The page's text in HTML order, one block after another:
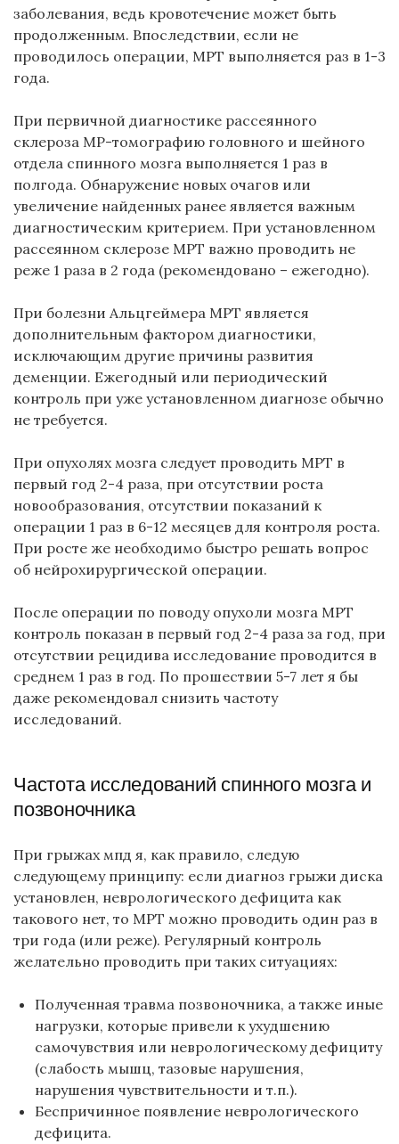
заболевания, ведь кровотечение может быть
продолженным. Впоследствии, если не
проводилось операции, МРТ выполняется раз в 1-3
года.
При первичной диагностике рассеянного
склероза МР-томографию головного и шейного
отдела спинного мозга выполняется 1 раз в
полгода. Обнаружение новых очагов или
увеличение найденных ранее является важным
диагностическим критерием. При установленном
рассеянном склерозе МРТ важно проводить не
реже 1 раза в 2 года (рекомендовано – ежегодно).
При болезни Альцгеймера МРТ является
дополнительным фактором диагностики,
исключающим другие причины развития
деменции. Ежегодный или периодический
контроль при уже установленном диагнозе обычно
не требуется.
При опухолях мозга следует проводить МРТ в
первый год 2-4 раза, при отсутствии роста
новообразования, отсутствии показаний к
операции 1 раз в 6-12 месяцев для контроля роста.
При росте же необходимо быстро решать вопрос
об нейрохирургической операции.
После операции по поводу опухоли мозга МРТ
контроль показан в первый год 2-4 раза за год, при
отсутствии рецидива исследование проводится в
среднем 1 раз в год. По прошествии 5-7 лет я бы
даже рекомендовал снизить частоту
исследований.
Частота исследований спинного мозга и
позвоночника
При грыжах мпд я, как правило, следую
следующему принципу: если диагноз грыжи диска
установлен, неврологического дефицита как
такового нет, то МРТ можно проводить один раз в
три года (или реже). Регулярный контроль
желательно проводить при таких ситуациях:
Полученная травма позвоночника, а также иные
нагрузки, которые привели к ухудшению
самочувствия или неврологическому дефициту
(слабость мышц, тазовые нарушения,
нарушения чувствительности и т.п.).
Беспричинное появление неврологического
дефицита.